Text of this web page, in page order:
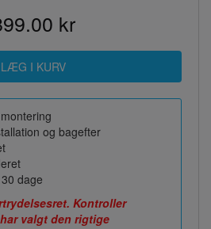
kr
og bagefter
dage
Kontroller
valgt den rigtige